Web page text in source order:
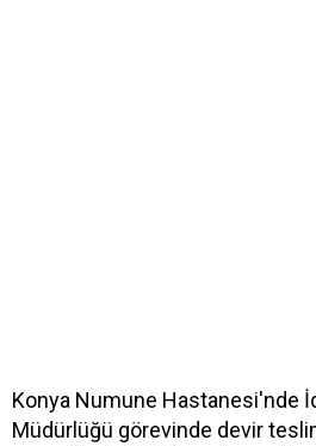
Konya Numune Hastanesi'nde
Müdürlüğü görevinde devir